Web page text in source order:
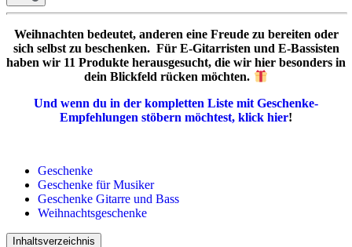
Weihnachten bedeutet, anderen eine Freude zu bereiten oder
sich selbst zu beschenken. Für E-Gitarristen und E-Bassisten
haben wir 11 Produkte herausgesucht, die wir hier besonders in
dein Blickfeld rücken möchten.
Und wenn du in der kompletten Liste mit Geschenke-
Empfehlungen stöbern möchtest, klick hier!
Geschenke
Geschenke für Musiker
Geschenke Gitarre und Bass
Weihnachtsgeschenke
Inhaltsverzeichnis